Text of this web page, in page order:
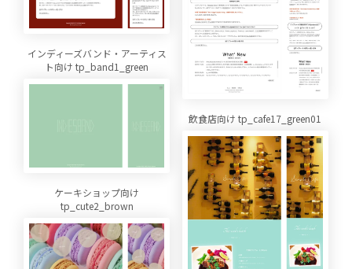
インディーズバンド・アーティス
ト向け tp_band1_green
飲食店向け tp_cafe17_green01
ケーキショップ向け
tp_cute2_brown